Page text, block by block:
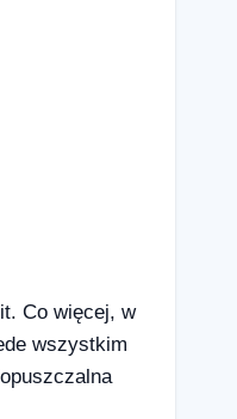
Co więcej, w
wszystkim